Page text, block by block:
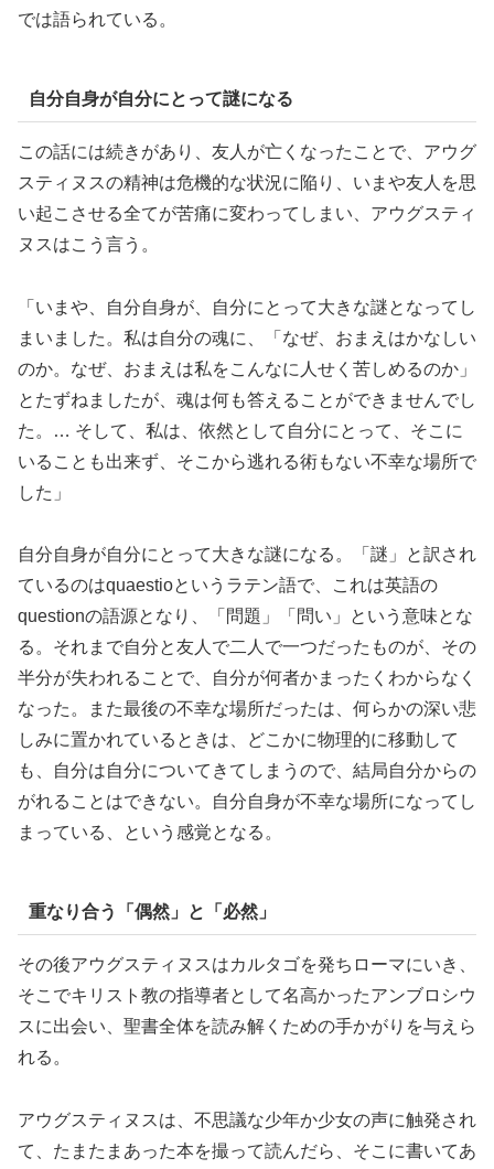
では語られている。
自分自身が自分にとって謎になる
この話には続きがあり、友人が亡くなったことで、アウグ
スティヌスの精神は危機的な状況に陥り、いまや友人を思
い起こさせる全てが苦痛に変わってしまい、アウグスティ
ヌスはこう言う。
「いまや、自分自身が、自分にとって大きな謎となってし
まいました。私は自分の魂に、「なぜ、おまえはかなしい
のか。なぜ、おまえは私をこんなに人せく苦しめるのか」
とたずねましたが、魂は何も答えることができませんでし
た。… そして、私は、依然として自分にとって、そこに
いることも出来ず、そこから逃れる術もない不幸な場所で
した」
自分自身が自分にとって大きな謎になる。「謎」と訳され
ているのはquaestioというラテン語で、これは英語の
questionの語源となり、「問題」「問い」という意味とな
る。それまで自分と友人で二人で一つだったものが、その
半分が失われることで、自分が何者かまったくわからなく
なった。また最後の不幸な場所だったは、何らかの深い悲
しみに置かれているときは、どこかに物理的に移動して
も、自分は自分についてきてしまうので、結局自分からの
がれることはできない。自分自身が不幸な場所になってし
まっている、という感覚となる。
重なり合う「偶然」と「必然」
その後アウグスティヌスはカルタゴを発ちローマにいき、
そこでキリスト教の指導者として名高かったアンブロシウ
スに出会い、聖書全体を読み解くための手かがりを与えら
れる。
アウグスティヌスは、不思議な少年か少女の声に触発され
て、たまたまあった本を撮って読んだら、そこに書いてあ